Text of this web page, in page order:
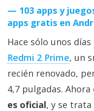
Ciberseguridad
Sistemas
operativos
Profesional
103 apps y
apps gratis en
Hace sólo unos días
Redmi 2 Prime, un
recién renovado,
4,7 pulgadas. Ahora
es oficial, y se